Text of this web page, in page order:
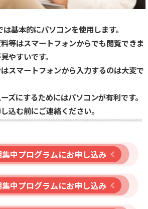
基本的にパソコンを使用します。
等はスマートフォンからでも閲覧できま
やすいです。
スマートフォンから入力するのは大変で
ズにするためにはパソコンが有利です。
込む前にご連絡ください。
中プログラムにお申し込み
中プログラムにお申し込み